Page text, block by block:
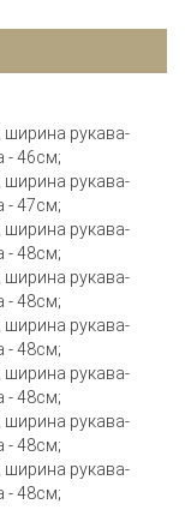
рукава-
- 46см;
рукава-
- 47см;
рукава-
- 48см;
рукава-
- 48см;
рукава-
- 48см;
рукава-
- 48см;
рукава-
- 48см;
рукава-
- 48см;